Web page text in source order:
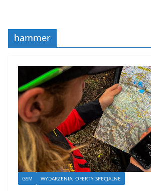
hammer
GSM WYDARZENIA, OFERTY SPECJALNE